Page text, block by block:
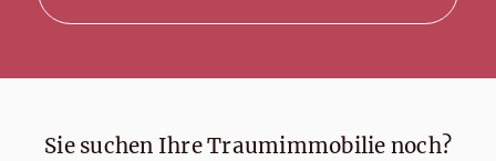
Sie suchen Ihre Traumimmobilie noch?